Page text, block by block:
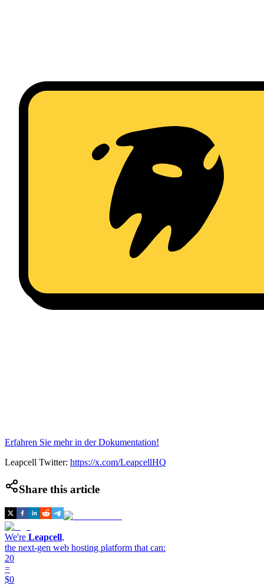
Erfahren Sie mehr in der Dokumentation!
Leapcell Twitter: https://x.com/LeapcellHQ
Share this article
We're Leapcell,
the next-gen web hosting platform that can:
20
=
$0